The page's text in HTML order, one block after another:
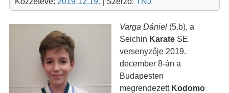
Varga Dániel(5.b), a
Seichin KarateSE
versenyzője 2019.
december 8-án a
Budapesten
megrendezett Kodomo